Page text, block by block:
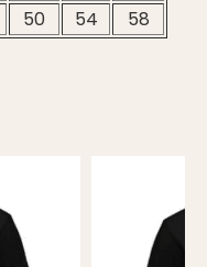
50 54 58